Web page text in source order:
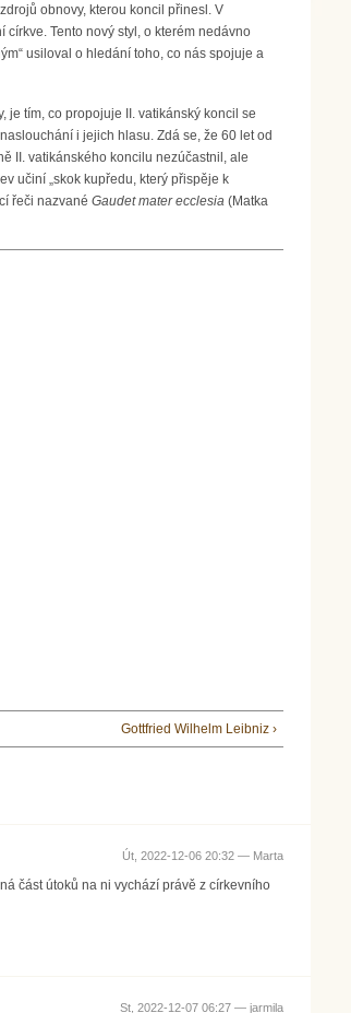
obnovy, kterou koncil přinesl. V
Tento nový styl, o kterém nedávno
usiloval o hledání toho, co nás spojuje a
je tím, co propojuje II. vatikánský koncil se
i jejich hlasu. Zdá se, že 60 let od
II. vatikánského koncilu nezúčastnil, ale
učiní „skok kupředu, který přispěje k
řeči nazvané Gaudet mater ecclesia (Matka
Gottfried Wilhelm Leibniz ›
Út, 2022-12-06 20:32 — Marta
část útoků na ni vychází právě z církevního
St, 2022-12-07 06:27 — jarmila